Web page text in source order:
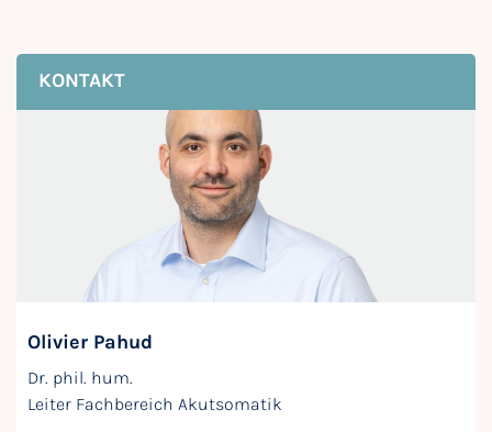
KONTAKT
Olivier Pahud
Dr. phil. hum.
Leiter Fachbereich Akutsomatik